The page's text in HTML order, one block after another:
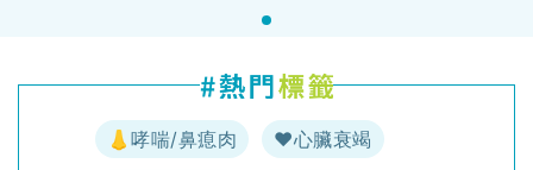
👃哮喘/鼻瘜肉 ♥️心臟衰竭